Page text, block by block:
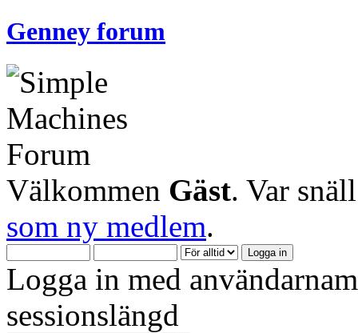
Genney forum
Välkommen Gäst. Var
som ny medlem.
Logga in med
sessionslängd